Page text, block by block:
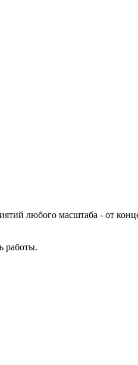
любого масштаба - от
работы.